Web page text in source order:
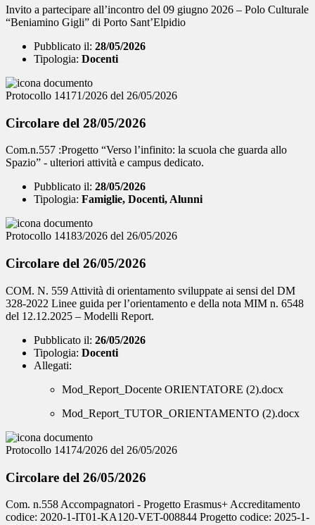
Invito a partecipare all’incontro del 09 giugno 2026 – Polo Culturale
“Beniamino Gigli” di Porto Sant’Elpidio
Pubblicato il: 28/05/2026
Tipologia: Docenti
Protocollo 14171/2026 del 26/05/2026
Circolare del 28/05/2026
Com.n.557 :Progetto “Verso l’infinito: la scuola che guarda allo
Spazio” - ulteriori attività e campus dedicato.
Pubblicato il: 28/05/2026
Tipologia: Famiglie, Docenti, Alunni
Protocollo 14183/2026 del 26/05/2026
Circolare del 26/05/2026
COM. N. 559 Attività di orientamento sviluppate ai sensi del DM
328-2022 Linee guida per l’orientamento e della nota MIM n. 6548
del 12.12.2025 – Modelli Report.
Pubblicato il: 26/05/2026
Tipologia: Docenti
Allegati:
Mod_Report_Docente ORIENTATORE (2).docx
Mod_Report_TUTOR_ORIENTAMENTO (2).docx
Protocollo 14174/2026 del 26/05/2026
Circolare del 26/05/2026
Com. n.558 Accompagnatori - Progetto Erasmus+ Accreditamento
codice: 2020-1-IT01-KA120-VET-008844 Progetto codice: 2025-1-